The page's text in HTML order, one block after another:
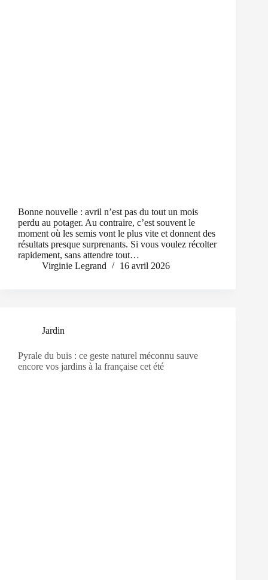
Bonne nouvelle : avril n’est pas du tout un mois
perdu au potager. Au contraire, c’est souvent le
moment où les semis vont le plus vite et donnent des
résultats presque surprenants. Si vous voulez récolter
rapidement, sans attendre tout…
Virginie Legrand
16 avril 2026
Jardin
Pyrale du buis : ce geste naturel méconnu sauve
encore vos jardins à la française cet été